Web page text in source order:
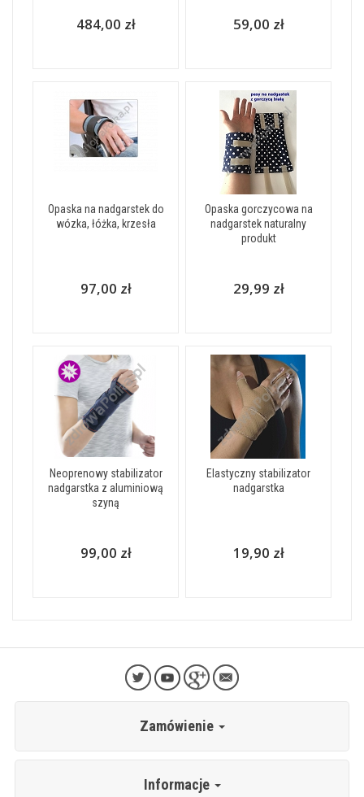
484,00 zł 59,00 zł
Opaska na nadgarstek do
wózka, łóżka, krzesła
97,00 zł
Opaska gorczycowa na
nadgarstek naturalny
produkt
29,99 zł
Neoprenowy stabilizator
nadgarstka z aluminiową
szyną
99,00 zł
Elastyczny stabilizator
nadgarstka
19,90 zł
Zamówienie
Informacje